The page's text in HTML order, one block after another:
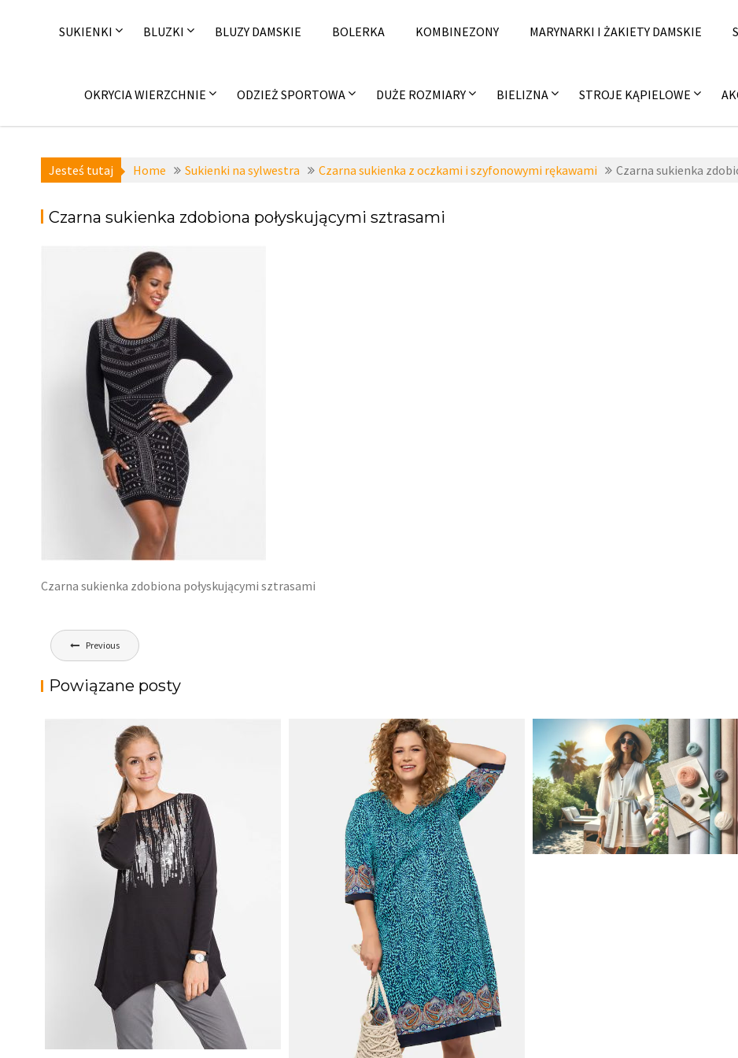
SUKIENKI BLUZKI BLUZY DAMSKIE BOLERKA KOMBINEZONY MARYNARKI I ŻAKIETY DAMSKIE
OKRYCIA WIERZCHNIE ODZIEŻ SPORTOWA DUŻE ROZMIARY BIELIZNA STROJE KĄPIELOWE
Jesteś tutaj Home Sukienki na sylwestra Czarna sukienka z oczkami i szyfonowymi rękawami Czarna sukienka
Czarna sukienka zdobiona połyskującymi sztrasami
Czarna sukienka zdobiona połyskującymi sztrasami
Nawigacja
wpisu
Previous
Powiązane posty